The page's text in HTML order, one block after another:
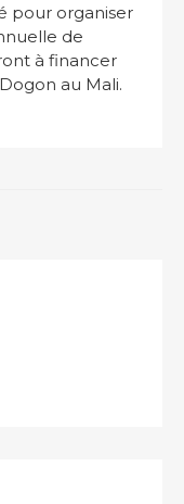
pour organiser
de
à financer
au Mali.